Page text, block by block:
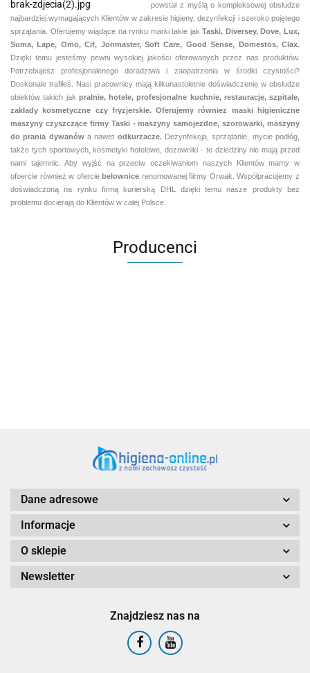
powstał z myślą o kompleksowej obsłudze
najbardziej wymagających Klientów w zakresie higieny, dezynfekcji i szeroko pojętego
sprzątania. Oferujemy wiądące na rynku marki takie jakTaski, Diversey, Dove, Lux,
Suma, Lape, Omo, Cif, Jonmaster, Soft Care, Good Sense, Domestos, Clax.
Dzięki temu jesteśmy pewni wysokiej jakości oferowanych przez nas produktów.
Potrzebujesz profesjonalenego doradztwa i zaopatrzenia w środki czystości?
Doskonale trafiłeś. Nasi pracownicy mają kilkunastoletnie doświadczenie w obsłudze
obiektów takich jak pralnie, hotele, profesjonalne kuchnie, restauracje, szpitale,
zakłady kosmetyczne czy fryzjerskie. Oferujemy równiez maski higieniczne
maszyny czyszczące firmy Taski - maszyny samojezdne, szorowarki, maszyny
do prania dywanów a nawet odkurzacze. Dezynfekcja, sprzątanie, mycie podłóg,
także tych sportowych, kosmetyki hotelowe, dozowniki - te dziedziny nie mają przed
nami tajemnic. Aby wyjść na przeciw oczekiwaniom naszych Klientów mamy w
ofoercie również w ofercie belownice renomowanej fiirmy Orwak. Współpracujemy z
doświadczoną na rynku firmą kurierską DHL dzięki temu nasze produkty bez
problemu docierają do Klientów w całej Polsce.
Producenci
Dane adresowe
Informacje
O sklepie
Newsletter
Znajdziesz nas na